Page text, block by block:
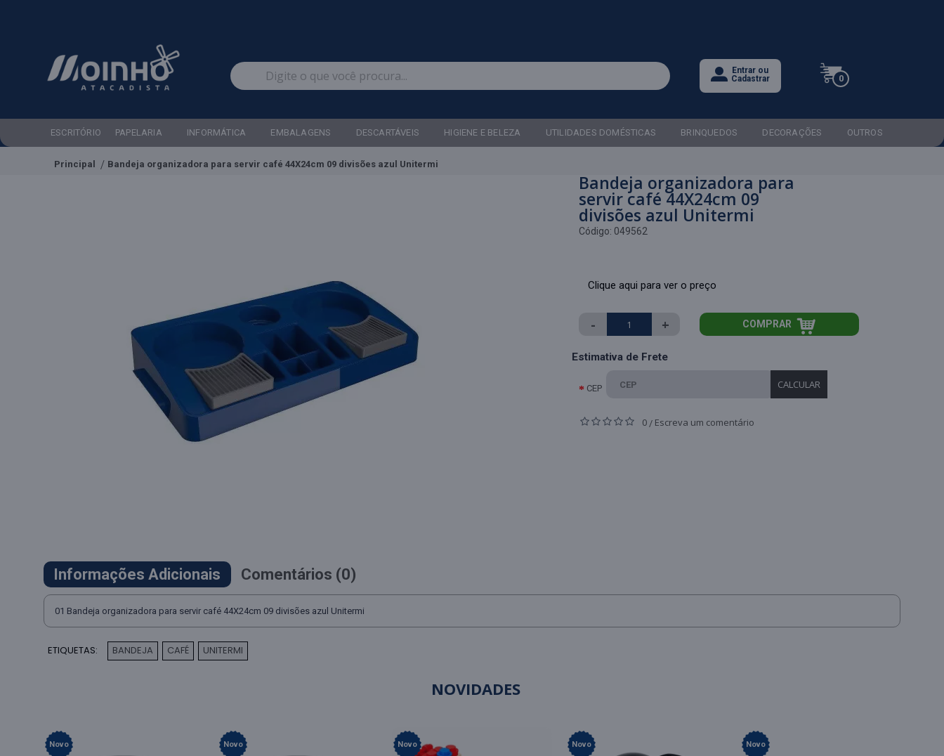
Entrar ou
Cadastrar
0
ESCRITÓRIO PAPELARIA INFORMÁTICA EMBALAGENS DESCARTÁVEIS HIGIENE E BELEZA UTILIDADES DOMÉSTICAS BRINQUEDOS DECORAÇÕES OUTROS
Principal Bandeja organizadora para servir café 44X24cm 09 divisões azul Unitermi
Bandeja organizadora para
servir café 44X24cm 09
divisões azul Unitermi
Código: 049562
Clique aqui para ver o preço
- + COMPRAR
Estimativa de Frete
CEP CALCULAR
0 / Escreva um comentário
Informações Adicionais Comentários (0)
01 Bandeja organizadora para servir café 44X24cm 09 divisões azul Unitermi
ETIQUETAS: BANDEJA CAFÉ UNITERMI
NOVIDADES
Novo Novo Novo Novo Novo